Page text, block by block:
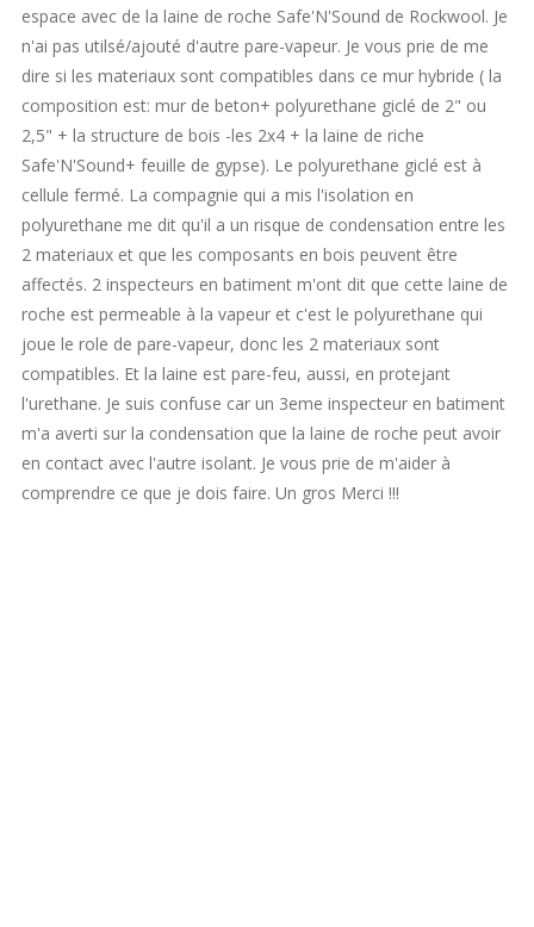
espace avec de la laine de roche Safe'N'Sound de Rockwool. Je
n'ai pas utilsé/ajouté d'autre pare-vapeur. Je vous prie de me
dire si les materiaux sont compatibles dans ce mur hybride ( la
composition est: mur de beton+ polyurethane giclé de 2" ou
2,5" + la structure de bois -les 2x4 + la laine de riche
Safe'N'Sound+ feuille de gypse). Le polyurethane giclé est à
cellule fermé. La compagnie qui a mis l'isolation en
polyurethane me dit qu'il a un risque de condensation entre les
2 materiaux et que les composants en bois peuvent être
affectés. 2 inspecteurs en batiment m'ont dit que cette laine de
roche est permeable à la vapeur et c'est le polyurethane qui
joue le role de pare-vapeur, donc les 2 materiaux sont
compatibles. Et la laine est pare-feu, aussi, en protejant
l'urethane. Je suis confuse car un 3eme inspecteur en batiment
m'a averti sur la condensation que la laine de roche peut avoir
en contact avec l'autre isolant. Je vous prie de m'aider à
comprendre ce que je dois faire. Un gros Merci !!!